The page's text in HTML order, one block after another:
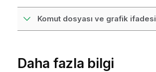
Komut dosyası ve grafik ifadesi
Daha fazla bilgi